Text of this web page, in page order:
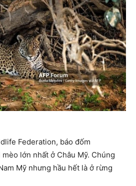
Federation, báo đốm
lớn nhất ở Châu Mỹ. Chúng
Mỹ nhưng hầu hết là ở rừng